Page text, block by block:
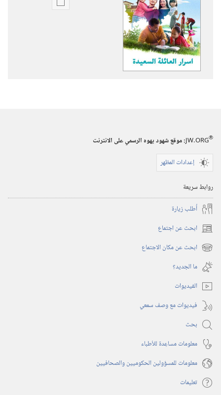
خيارات
JW.ORG®
:‏ موقع شهود يهوه الرسمي على الانترنت
إعدادات المظهر
روابط سريعة
أُطلب زيارة
ابحث عن اجتماع (يفتح
نافذة
جديدة)
ابحث عن مكان الاجتماع (يفتح
نافذة
جديدة)
ما الجديد؟‏
الفيديوات
فيديوات مع وصف سمعي
بحث
معلومات مساعِدة للأطباء
معلومات للمسؤولين الحكوميين والصحافيين
تعليمات